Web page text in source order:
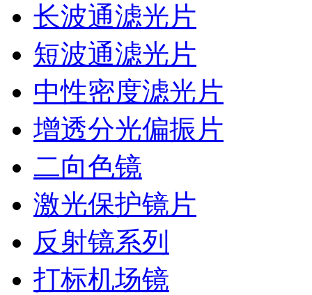
长波通滤光片
短波通滤光片
中性密度滤光片
增透分光偏振片
二向色镜
激光保护镜片
反射镜系列
打标机场镜